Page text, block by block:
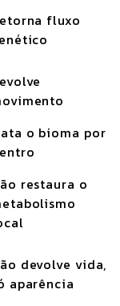
fluxo
o bioma por
restaura o
devolve vida,
aparência